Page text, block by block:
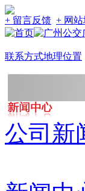
+ 留言反馈 + 网站
联系方式地理位置
公司新